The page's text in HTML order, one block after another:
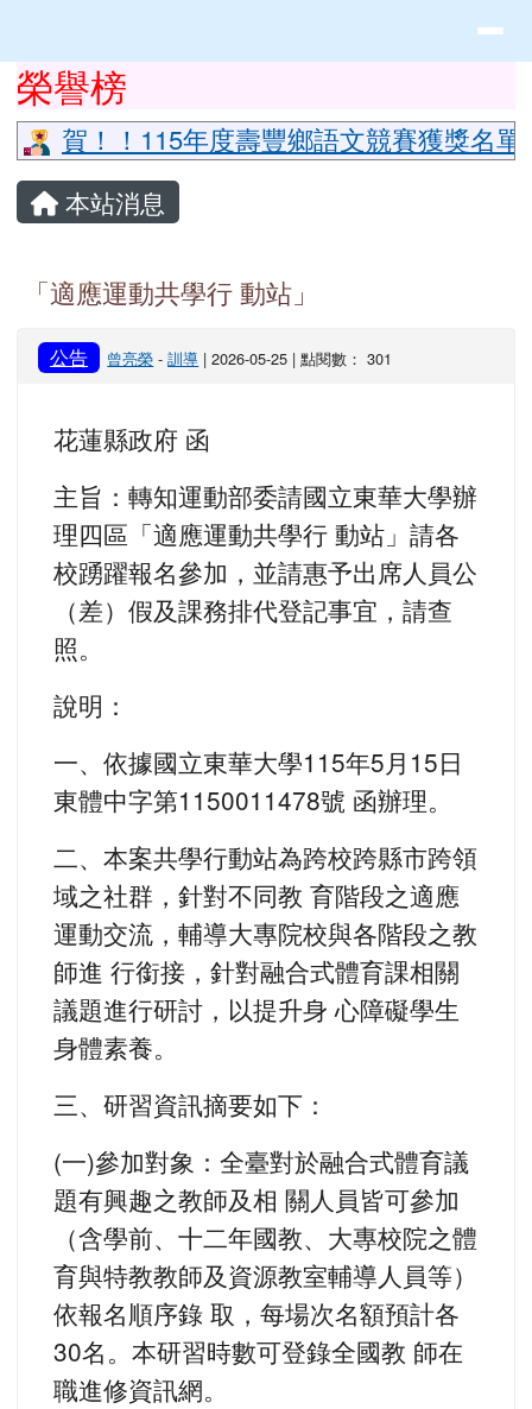
上中區域內容
榮譽榜
賀！！115年度壽豐鄉語文競賽獲獎名
主內容區域
本站消息
「適應運動共學行 動站」
公告 曾亮榮 -訓導 | 2026-05-25 | 點閱數： 301
花蓮縣政府 函
主旨：轉知運動部委請國立東華大學辦
理四區「適應運動共學行 動站」請各
校踴躍報名參加，並請惠予出席人員公
（差）假及課務排代登記事宜，請查
照。
說明：
一、依據國立東華大學115年5月15日
東體中字第1150011478號 函辦理。
二、本案共學行動站為跨校跨縣市跨領
域之社群，針對不同教 育階段之適應
運動交流，輔導大專院校與各階段之教
師進 行銜接，針對融合式體育課相關
議題進行研討，以提升身 心障礙學生
身體素養。
三、研習資訊摘要如下：
(一)參加對象：全臺對於融合式體育議
題有興趣之教師及相 關人員皆可參加
（含學前、十二年國教、大專校院之體
育與特教教師及資源教室輔導人員等）
依報名順序錄 取，每場次名額預計各
30名。本研習時數可登錄全國教 師在
職進修資訊網。
頁尾區域